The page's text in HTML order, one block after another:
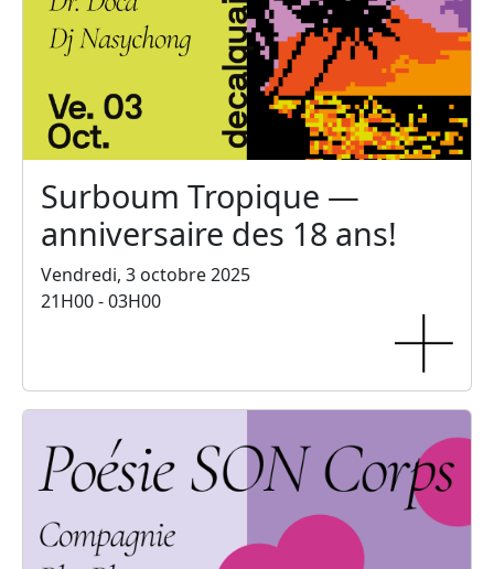
Surboum Tropique —
anniversaire des 18 ans!
Vendredi, 3 octobre 2025
21H00 - 03H00